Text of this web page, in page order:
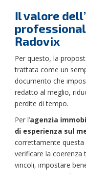
Il valore
Radovix
Per questo, la
trattata come un
documento che
redatto al meglio,
perdite di tempo.
Per l’agenzia
di esperienza sul
correttamente
verificare la coerenza
vincoli, impostare